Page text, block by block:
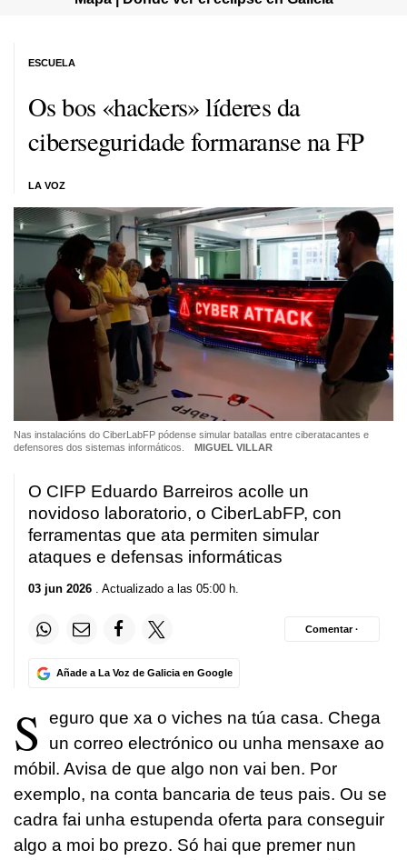
Os bos «hackers» líderes da
ciberseguridade formaranse na FP
LA VOZ
ESCUELA
Nas instalacións do CiberLabFP pódense simular batallas entre ciberatacantes e
defensores dos sistemas informáticos.
MIGUEL VILLAR
O CIFP Eduardo Barreiros acolle un
novidoso laboratorio, o CiberLabFP, con
ferramentas que ata permiten simular
ataques e defensas informáticas
03 jun 2026 . Actualizado a las 05:00 h.
Añade a La Voz de Galicia en Google
Comentar ·
S
eguro que xa o viches na túa casa. Chega
un correo electrónico ou unha mensaxe ao
móbil. Avisa de que algo non vai ben. Por
exemplo, na conta bancaria de teus pais. Ou se
cadra fai unha estupenda oferta para conseguir
algo a moi bo prezo. Só hai que premer nun